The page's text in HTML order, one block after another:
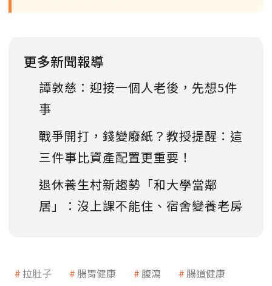
更多新聞報導
譚敦慈：迎接一個人老後，先想5件
事
戰爭開打，錢變廢紙？教授提醒：這
三件事比資產配置更重要！
退休養生村新趨勢「和大學當鄰
居」：沒上課不能住、宿舍變養老房
拉肚子 腸胃健康 腹瀉
腸道健康